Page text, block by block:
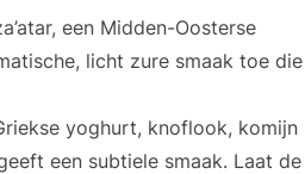
een Midden-Oosterse
licht zure smaak toe die
yoghurt, knoflook, komijn
een subtiele smaak. Laat de